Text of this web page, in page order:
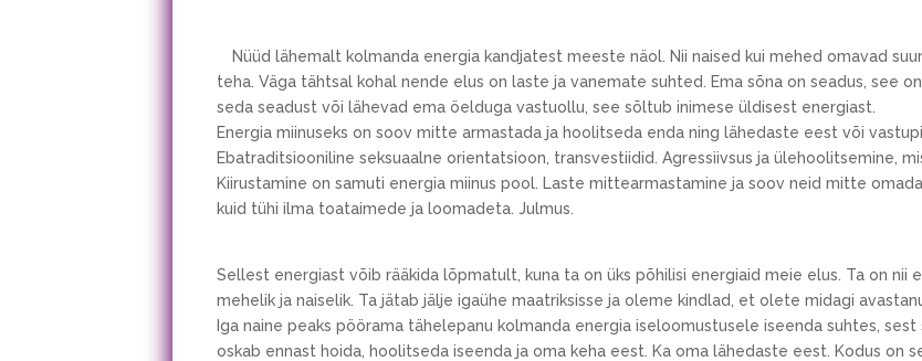
Nüüd lähemalt kolmanda energia kandjatest meeste näol. Nii naised kui mehed omavad
teha. Väga tähtsal kohal nende elus on laste ja vanemate suhted. Ema sõna on seadus, see
seda seadust või lähevad ema öelduga vastuollu, see sõltub inimese üldisest energiast.
Energia miinuseks on soov mitte armastada ja hoolitseda enda ning lähedaste eest või
Ebatraditsiooniline seksuaalne orientatsioon, transvestiidid. Agressiivsus ja ülehoolitsemine,
Kiirustamine on samuti energia miinus pool. Laste mittearmastamine ja soov neid mitte
kuid tühi ilma toataimede ja loomadeta. Julmus.
Sellest energiast võib rääkida lõpmatult, kuna ta on üks põhilisi energiaid meie elus. Ta on nii
mehelik ja naiselik. Ta jätab jälje igaühe maatriksisse ja oleme kindlad, et olete midagi
Iga naine peaks pöörama tähelepanu kolmanda energia iseloomustusele iseenda suhtes,
oskab ennast hoida, hoolitseda iseenda ja oma keha eest. Ka oma lähedaste eest. Kodus on